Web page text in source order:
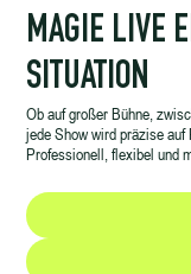
MAGIE LIVE
SITUATION
Ob auf großer Bühne,
jede Show wird präzise
Professionell, flexibel und